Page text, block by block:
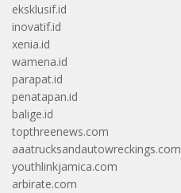
eksklusif.id
inovatif.id
xenia.id
wamena.id
parapat.id
penatapan.id
balige.id
topthreenews.com
aaatrucksandautowreckings.com
youthlinkjamica.com
arbirate.com